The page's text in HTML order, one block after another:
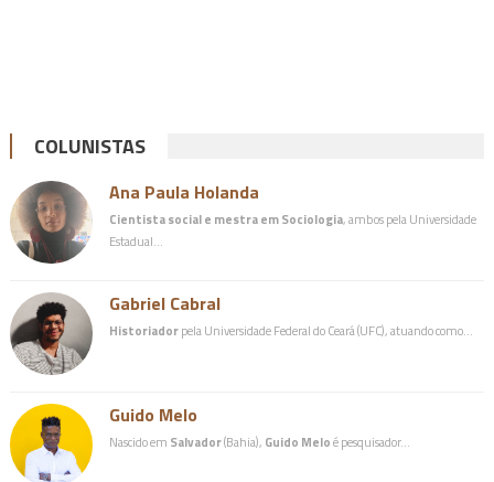
COLUNISTAS
Ana Paula Holanda
Cientista social e mestra em Sociologia, ambos pela Universidade
Estadual…
Gabriel Cabral
Historiadorpela Universidade Federal do Ceará (UFC), atuando como…
Guido Melo
Nascido em Salvador(Bahia), Guido Meloé pesquisador…